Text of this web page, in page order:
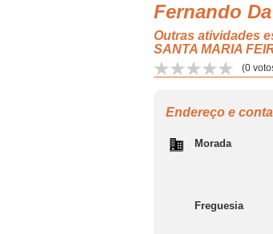
Fernando
Outras atividades
SANTA MARIA
(0
Endereço e
Morada
Freguesia